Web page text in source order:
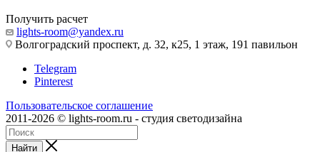
Получить расчет
lights-room@yandex.ru
Волгоградский проспект, д. 32, к25, 1 этаж, 191 павильон
Telegram
Pinterest
Пользовательское соглашение
2011-2026 © lights-room.ru - студия светодизайна
Найти